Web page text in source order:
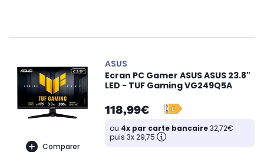
Comparer
ASUS
Ecran PC Gamer ASUS ASUS 23.8"
LED - TUF Gaming VG249Q5A
118,99€
ou 4x par carte bancaire32,72€
puis 3x 29,75